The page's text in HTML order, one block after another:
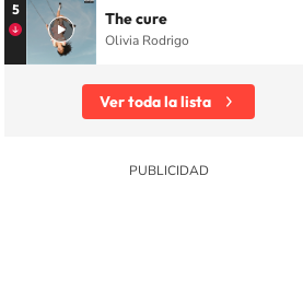
5 The cure
Olivia Rodrigo
Ver toda la lista